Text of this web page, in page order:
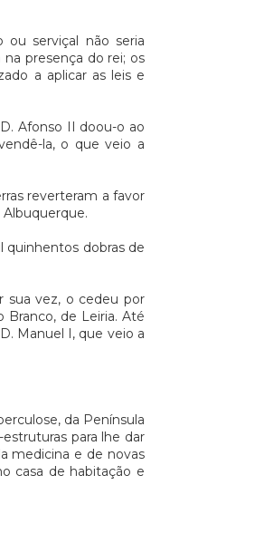
serviçal não seria
presença do rei; os
a aplicar as leis e
Afonso II doou-o ao
la, o que veio a
reverteram a favor
quinhentos dobras de
sua vez, o cedeu por
Branco, de Leiria. Até
Manuel I, que veio a
da Península
para lhe dar
medicina e de novas
casa de habitação e